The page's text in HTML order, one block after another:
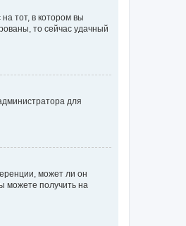
тот, в котором вы
то сейчас удачный
для
может ли он
можете получить на